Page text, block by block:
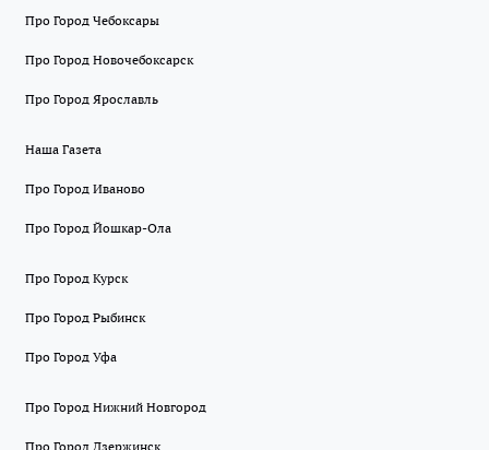
Про Город Чебоксары
Про Город Новочебоксарск
Про Город Ярославль
Наша Газета
Про Город Иваново
Про Город Йошкар-Ола
Про Город Курск
Про Город Рыбинск
Про Город Уфа
Про Город Нижний Новгород
Про Город Дзержинск